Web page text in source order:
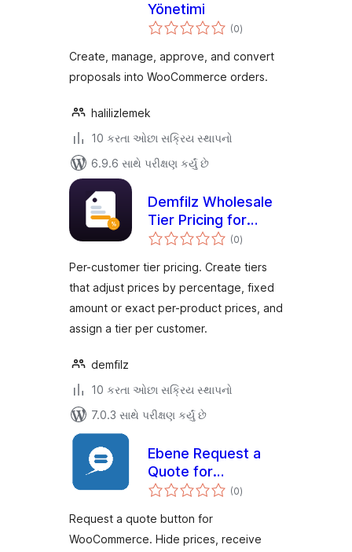
Yönetimi
(0કુલ
રેટિંગ્સ
)
Create, manage, approve, and convert
proposals into WooCommerce orders.
halilizlemek
10 કરતા ઓછા સક્રિય સ્થાપનો
6.9.6 સાથે પરીક્ષણ કર્યું છે
Demfilz Wholesale
Tier Pricing for
WooCommerce
(0કુલ
રેટિંગ્સ
)
Per-customer tier pricing. Create tiers
that adjust prices by percentage, fixed
amount or exact per-product prices, and
assign a tier per customer.
demfilz
10 કરતા ઓછા સક્રિય સ્થાપનો
7.0.3 સાથે પરીક્ષણ કર્યું છે
Ebene Request a
Quote for
WooCommerce
(0કુલ
રેટિંગ્સ
)
Request a quote button for
WooCommerce. Hide prices, receive